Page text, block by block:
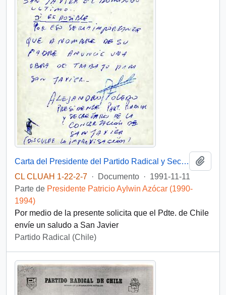
Carta del Presidente del Partido Radical y Secretario de la Concertación de San Javier, sr. Alejandro Toledo, dirigida al sr. Presidente [Patricio Aylwin Azócar]
CL CLUAH 1-22-2-7 · Documento · 1991-11-11
Parte de Presidente Patricio Aylwin Azócar (1990-
1994)
Por medio de la presente solicita que el Pdte. de Chile
envíe un saludo a San Javier
Partido Radical (Chile)